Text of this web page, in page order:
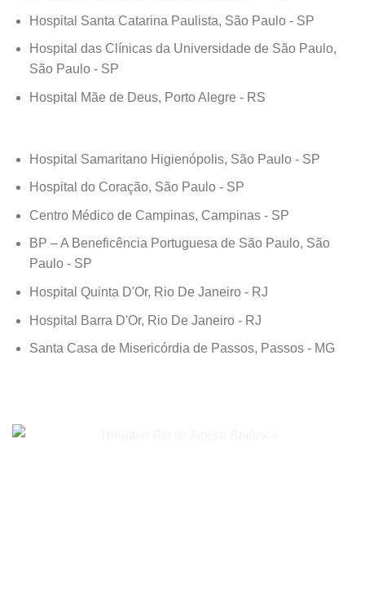
Hospital Santa Catarina Paulista, São Paulo - SP
Hospital das Clínicas da Universidade de São Paulo,
São Paulo - SP
Hospital Mãe de Deus, Porto Alegre - RS
Hospital Samaritano Higienópolis, São Paulo - SP
Hospital do Coração, São Paulo - SP
Centro Médico de Campinas, Campinas - SP
BP – A Beneficência Portuguesa de São Paulo, São
Paulo - SP
Hospital Quinta D'Or, Rio De Janeiro - RJ
Hospital Barra D'Or, Rio De Janeiro - RJ
Santa Casa de Misericórdia de Passos, Passos - MG